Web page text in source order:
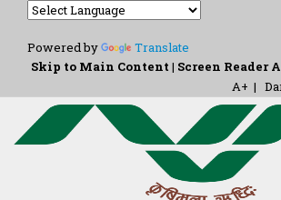
Powered by
Translate
Skip to Main Content | Screen Reader
A+ |